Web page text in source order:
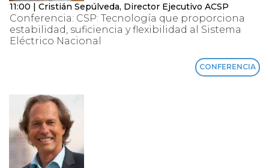
11:00 | Cristián Sepúlveda, Director Ejecutivo ACSP
Conferencia: CSP: Tecnología que proporciona
estabilidad, suficiencia y flexibilidad al Sistema
Eléctrico Nacional
CONFERENCIA